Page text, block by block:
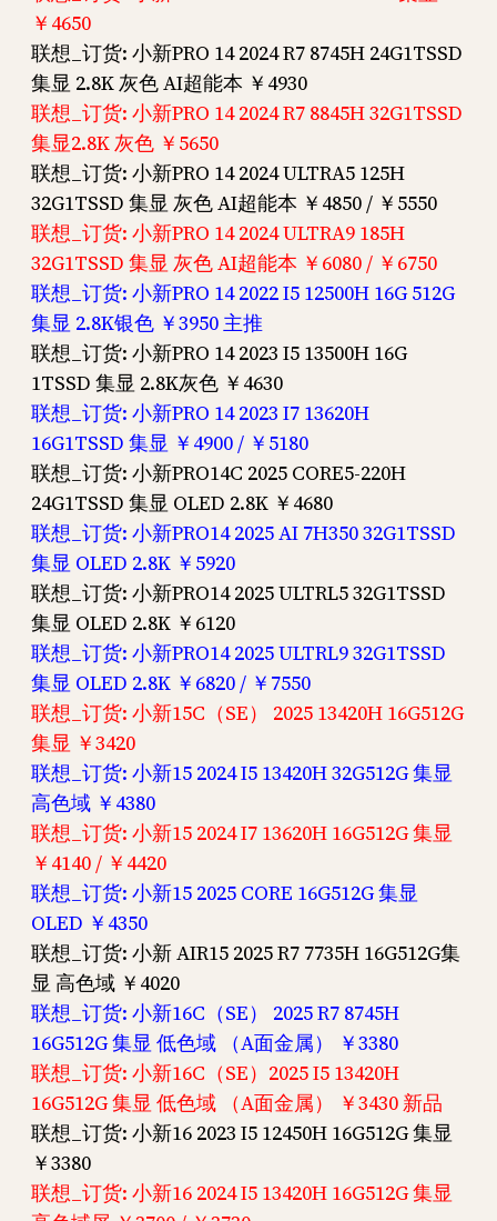
￥4650
联想_订货: 小新PRO 14 2024 R7 8745H 24G1TSSD
集显 2.8K 灰色 AI超能本 ￥4930
联想_订货: 小新PRO 14 2024 R7 8845H 32G1TSSD
集显2.8K 灰色 ￥5650
联想_订货: 小新PRO 14 2024 ULTRA5 125H
32G1TSSD 集显 灰色 AI超能本 ￥4850 / ￥5550
联想_订货: 小新PRO 14 2024 ULTRA9 185H
32G1TSSD 集显 灰色 AI超能本 ￥6080 / ￥6750
联想_订货: 小新PRO 14 2022 I5 12500H 16G 512G
集显 2.8K银色 ￥3950 主推
联想_订货: 小新PRO 14 2023 I5 13500H 16G
1TSSD 集显 2.8K灰色 ￥4630
联想_订货: 小新PRO 14 2023 I7 13620H
16G1TSSD 集显 ￥4900 / ￥5180
联想_订货: 小新PRO14C 2025 CORE5-220H
24G1TSSD 集显 OLED 2.8K ￥4680
联想_订货: 小新PRO14 2025 AI 7H350 32G1TSSD
集显 OLED 2.8K ￥5920
联想_订货: 小新PRO14 2025 ULTRL5 32G1TSSD
集显 OLED 2.8K ￥6120
联想_订货: 小新PRO14 2025 ULTRL9 32G1TSSD
集显 OLED 2.8K ￥6820 / ￥7550
联想_订货: 小新15C（SE） 2025 13420H 16G512G
集显 ￥3420
联想_订货: 小新15 2024 I5 13420H 32G512G 集显
高色域 ￥4380
联想_订货: 小新15 2024 I7 13620H 16G512G 集显
￥4140 / ￥4420
联想_订货: 小新15 2025 CORE 16G512G 集显
OLED ￥4350
联想_订货: 小新 AIR15 2025 R7 7735H 16G512G集
显 高色域 ￥4020
联想_订货: 小新16C（SE） 2025 R7 8745H
16G512G 集显 低色域 （A面金属） ￥3380
联想_订货: 小新16C（SE）2025 I5 13420H
16G512G 集显 低色域 （A面金属） ￥3430 新品
联想_订货: 小新16 2023 I5 12450H 16G512G 集显
￥3380
联想_订货: 小新16 2024 I5 13420H 16G512G 集显